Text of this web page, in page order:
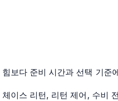
보다 준비 시간과 선택 기준
이스 리턴, 리턴 제어, 수비